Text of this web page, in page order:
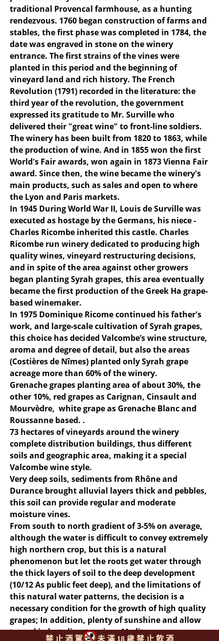
traditional Provencal farmhouse, as a hunting
rendezvous. 1760 began construction of farms and
stables, the first phase was completed in 1784, the
date was engraved in stone on the winery
entrance. The first strains of the vines were
planted in this period and the beginning of
vineyard land and rich history. The French
Revolution (1791) recorded in the literature: the
third year of the revolution, the government
expressed its gratitude to Mr. Surville who
delivered their "great wine" to front-line soldiers.
The winery has been built from 1820 to 1863, while
the production of wine. And in 1855 won the first
World's Fair awards, won again in 1873 Vienna Fair
award. Since then, the wine became the winery's
main products, such as sales and open to where
the Lyon and Paris markets.
In 1945 During World War II, Louis de Surville was
executed as hostage by the Germans, his niece -
Charles Ricombe inherited this castle. Charles
Ricombe run winery dedicated to producing high
quality wines, vineyard restructuring decisions,
and in spite of the area against other growers
began planting Syrah grapes, this area eventually
became the first production of the Greek Ha grape-
based winemaker.
In 1975 Dominique Ricome continued his father's
work, and large-scale cultivation of Syrah grapes,
this choice has decided Valcombe’s wine structure,
aroma and degree of detail, but also the areas
(Costières de Nîmes) planted only Syrah grape
acreage more than 60% of the winery.
Grenache grapes planting area of about 30%, the
other 10%, red grapes as Carignan, Cinsault and
Mourvèdre, white grape as Grenache Blanc and
Roussanne based. .
73 hectares of vineyards around the winery
complete distribution buildings, thus different
soils and geographic area, making it a special
Valcombe wine style.
Very deep soils, sediments from Rhône and
Durance brought alluvial layers thick and pebbles,
this soil can provide regular and moderate
moisture vines.
From south to north gradient of 3-5% on average,
although the water is difficult to convey extremely
high northern crop, but this is a natural
phenomenon but let the roots get water through
the thick layers of soil to the deep development
(10/12 As public feet deep), and the limitations of
this natural water patterns, the decision is a
necessary condition for the growth of high quality
grapes; In addition, plenty of sunshine and allow
to cool in hot climates vines Mediterranean
禁 止 酒 駕 未 滿 18 歲 禁 止 飲 酒